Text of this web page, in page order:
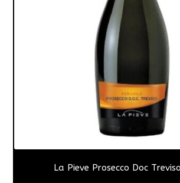
La Pieve Prosecco Doc